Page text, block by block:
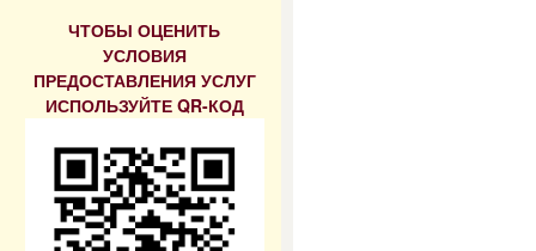
ЧТОБЫ ОЦЕНИТЬ
УСЛОВИЯ
ПРЕДОСТАВЛЕНИЯ УСЛУГ
ИСПОЛЬЗУЙТЕ QR-КОД